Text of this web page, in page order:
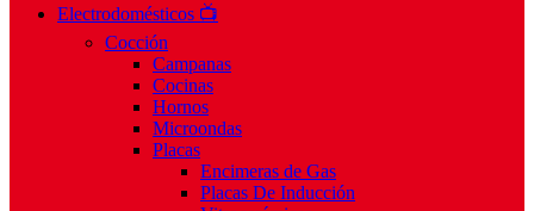
Electrodomésticos 📺
Cocción
Campanas
Cocinas
Hornos
Microondas
Placas
Encimeras de Gas
Placas De Inducción